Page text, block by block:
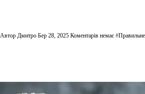
Автор Дмитро Бер 28, 2025 Коментарів немає #Правильне